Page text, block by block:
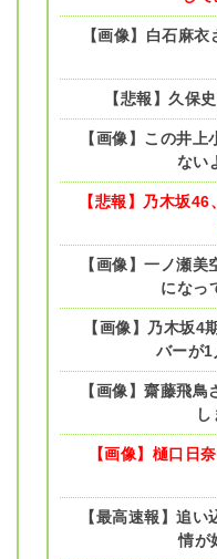
【画像】白石麻
【悲報】久保
【画像】この井
ない
【悲報】乃木坂
【画像】一ノ瀬美
になっ
【画像】乃木坂4
バーが1
【画像】齋藤飛
【画像】樋口日
【最高速報】追
情が